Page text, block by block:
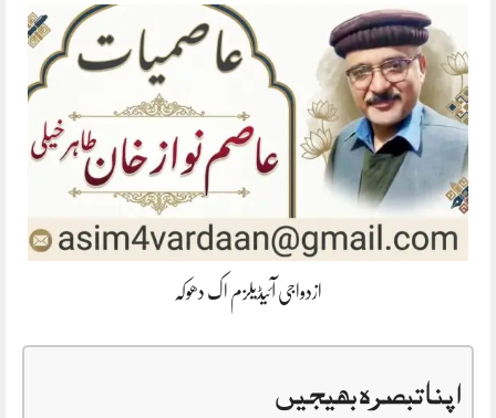
ازدواجی آئیڈیلزم اک دھوکہ
اپنا تبصرہ بھیجیں